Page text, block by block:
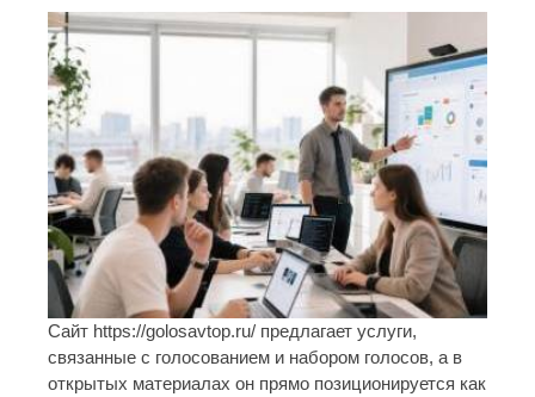
Сайт https://golosavtop.ru/ предлагает услуги,
связанные с голосованием и набором голосов, а в
открытых материалах он прямо позиционируется как